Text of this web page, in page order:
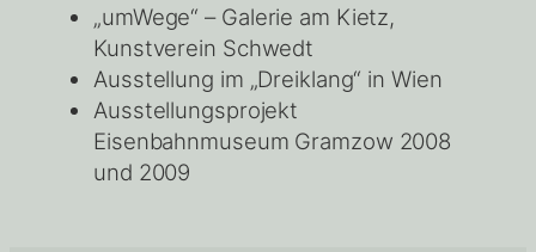
„umWege“ – Galerie am Kietz,
Kunstverein Schwedt
Ausstellung im „Dreiklang“ in Wien
Ausstellungsprojekt
Eisenbahnmuseum Gramzow 2008
und 2009